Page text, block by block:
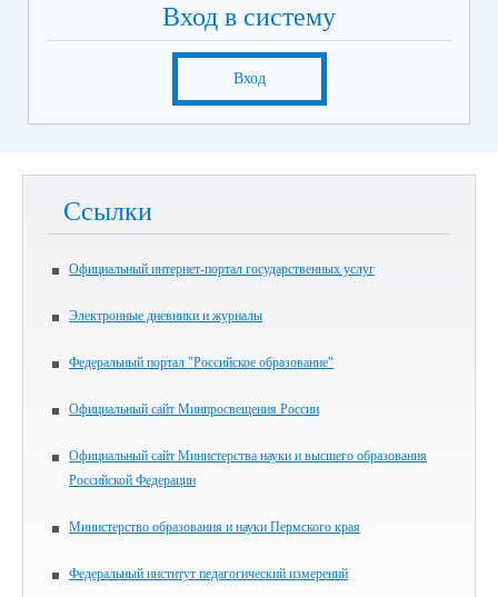
Вход в систему
Вход
Ссылки
Официальный интернет-портал государственных услуг
Электронные дневники и журналы
Федеральный портал "Российское образование"
Официальный сайт Минпросвещения России
Официальный сайт Министерства науки и высшего образования
Российской Федерации
Министерство образования и науки Пермского края
Федеральный институт педагогический измерений